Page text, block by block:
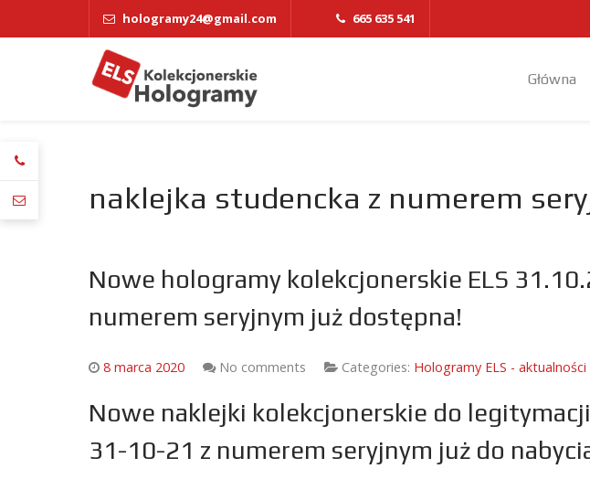
hologramy24@gmail.com 665 635 541
Główna
naklejka studencka z numerem
Nowe hologramy kolekcjonerskie ELS
numerem seryjnym już dostępna!
8 marca 2020 No comments Categories: Hologramy ELS - aktualności
Nowe naklejki kolekcjonerskie do
31-10-21 z numerem seryjnym już do